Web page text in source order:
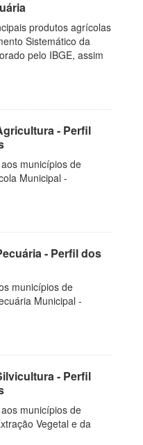
produtos agrícolas
Sistemático da
pelo IBGE, assim
- Perfil
municípios de
Municipal -
- Perfil dos
municípios de
Municipal -
- Perfil
municípios de
Vegetal e da